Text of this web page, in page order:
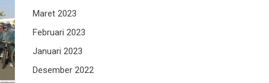
Maret 2023
Februari 2023
Januari 2023
Desember 2022